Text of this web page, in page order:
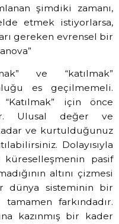
şimdiki zamanı,
etmek istiyorlarsa,
gereken evrensel bir
ve “katılmak”
es geçilmemeli.
“Katılmak” için önce
Ulusal değer ve
ve kurtulduğunuz
Dolayısıyla
pasif
altını çizmesi
dünya sisteminin bir
tamamen farkındadır.
kazınmış bir kader